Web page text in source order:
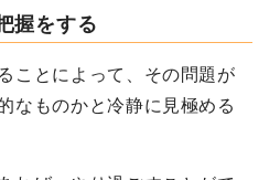
握をする
ことによって、その問題が
なものかと冷静に見極める